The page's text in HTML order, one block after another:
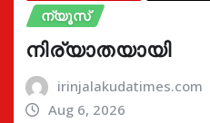
ന്യൂസ്
നിര്യാതയായി
irinjalakudatimes.com
Aug 6, 2026